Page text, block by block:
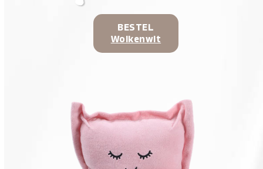
BESTEL
Wolkenwit